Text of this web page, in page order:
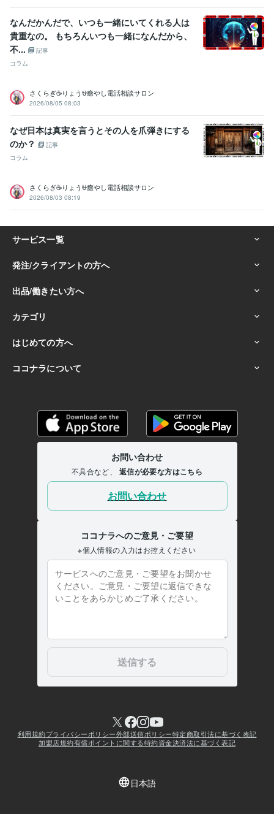
なんだかんだで、いつも一緒にいてくれる人は
貴重なの。 もちろんいつも一緒になんだから、
不...
記事
コラム
さくらぎ☕りょう⛎癒やし電話相談サロン
2026/08/05 08:03
なぜ日本は真実を言うとその人を爪弾きにする
のか？
記事
コラム
さくらぎ☕りょう⛎癒やし電話相談サロン
2026/08/03 08:19